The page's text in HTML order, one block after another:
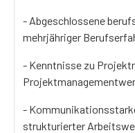
- Abgeschlossene
mehrjähriger
- Kenntnisse zu
-
strukturierter